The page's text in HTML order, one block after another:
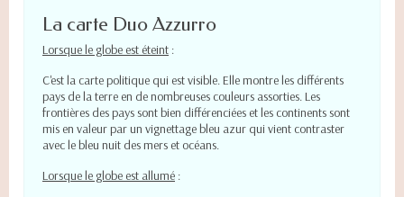
La carte Duo Azzurro
Lorsque le globe est éteint :
C'est la cartepolitique qui est visible.Ellemontre les différents
pays de la terre en de nombreuses couleurs assorties. Les
frontières des pays sont bien différenciées et les continents sont
mis en valeur par un vignettage bleu azur qui vient contraster
avec le bleu nuit des mers et océans.
Lorsque le globe est allumé :